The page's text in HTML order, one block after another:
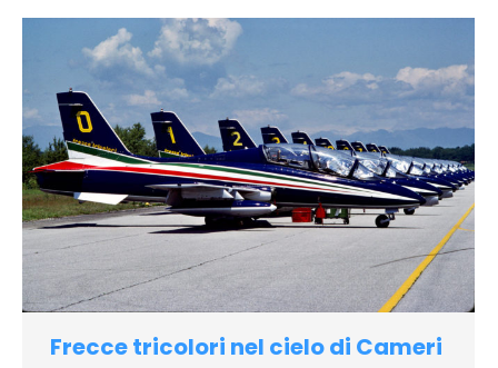
Frecce tricolori nel cielo di Cameri